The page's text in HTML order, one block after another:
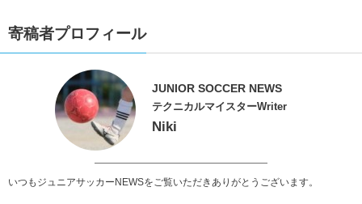
寄稿者プロフィール
JUNIOR SOCCER NEWS
テクニカルマイスターWriter
Niki
いつもジュニアサッカーNEWSをご覧いただきありがとうございます。